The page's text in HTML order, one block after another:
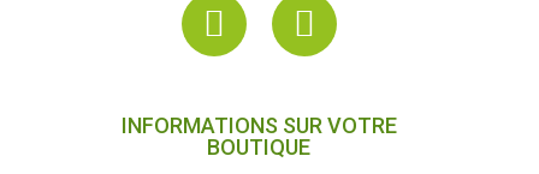
INFORMATIONS SUR VOTRE
BOUTIQUE